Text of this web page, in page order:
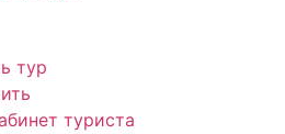
тур
туриста